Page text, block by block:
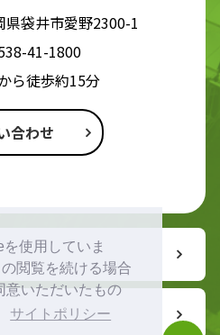
使用していま
閲覧を続ける場合
意いただいたもの
サイトポリシー
県袋井市愛野2300-1
41-1800
ら徒歩約15分
合わせ